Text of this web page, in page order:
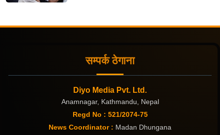
सम्पर्क ठेगाना
Diyo Media Pvt. Ltd.
Anamnagar, Kathmandu, Nepal
Regd No : 521/2074-75
News Coordinator : Madan Dhungana